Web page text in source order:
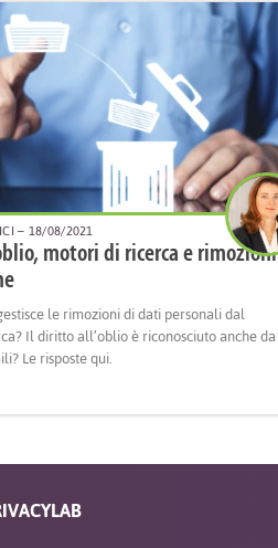
– 18/08/2021
motori di ricerca e rimozioni
le rimozioni di dati personali dal
Il diritto all’oblio è riconosciuto anche da
Le risposte qui.